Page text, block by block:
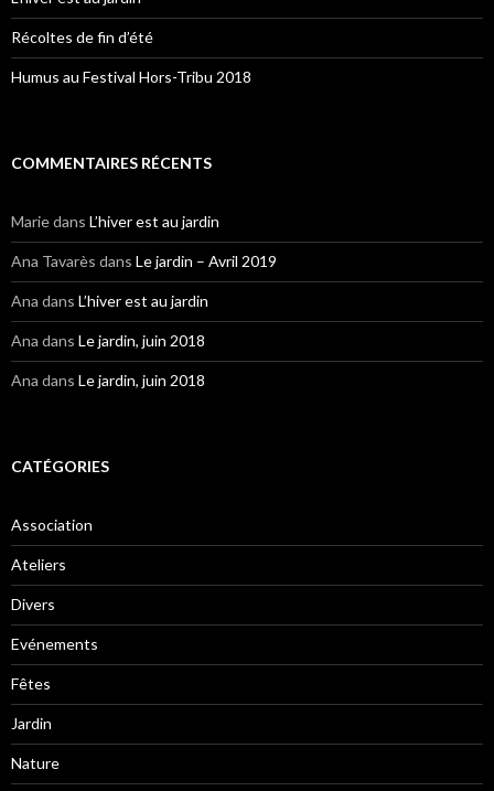
Récoltes de fin d’été
Humus au Festival Hors-Tribu 2018
COMMENTAIRES RÉCENTS
Mariedans L’hiver est au jardin
Ana Tavarès dans Le jardin – Avril 2019
Ana dans L’hiver est au jardin
Ana dans Le jardin, juin 2018
Ana dans Le jardin, juin 2018
CATÉGORIES
Association
Ateliers
Divers
Evénements
Fêtes
Jardin
Nature